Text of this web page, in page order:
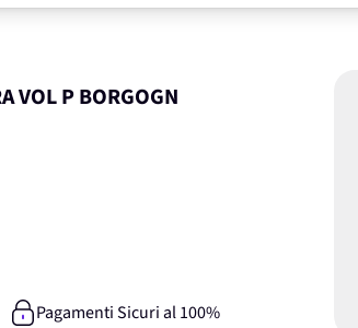
VOL P BORGOGN
Pagamenti Sicuri al 100%